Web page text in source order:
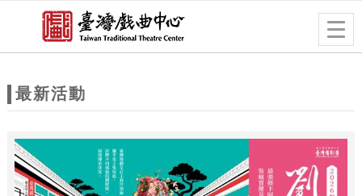
站
題
跳到主要內容
網站導覽
最新活動